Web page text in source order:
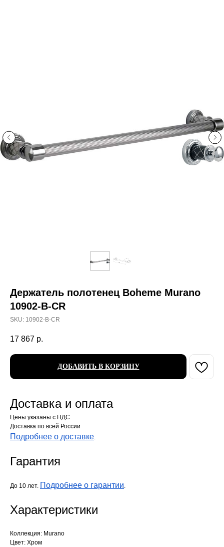
Держатель полотенец Boheme Murano
10902-B-CR
SKU: 10902-B-CR
17 867 р.
ДОБАВИТЬ В КОРЗИНУ
Доставка и оплата
Цены указаны с НДС
Доставка по всей России
Подробнее о доставке.
Гарантия
До 10 лет. Подробнее о гарантии.
Характеристики
Коллекция: Murano
Цвет: Хром